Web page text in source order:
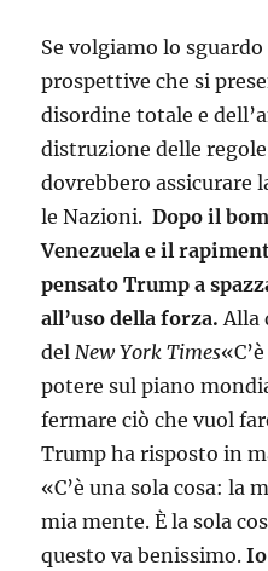
Se volgiamo lo
prospettive che si
disordine totale e
distruzione delle
dovrebbero assicurare
le Nazioni.Dopo il
Venezuela e il
pensato Trump a
all’uso della forza. Alla
del New York Times
potere sul piano
fermare ciò che vuol
Trump ha risposto in
«C’è una sola cosa: la
mia mente. È la sola
questo va benissimo.